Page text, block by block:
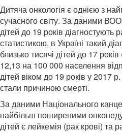
Дитяча онкологія є однією з
сучасного світу. За даними
дітей до 19 років діагностують
статистикою, в Україні такий
близько тисячі дітей до 17
12,13 на 100 000 населення
дітей віком до 19 років у 2017
стали причиною смерті.
За даними Національного
найбільш поширеними
дітей є лейкемія (рак крові) та